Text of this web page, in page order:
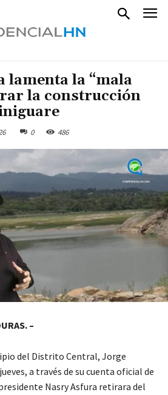
lamenta la “mala
la construcción
0 486
–
del Distrito Central, Jorge
a través de su cuenta oficial de
Nasry Asfura retirara del